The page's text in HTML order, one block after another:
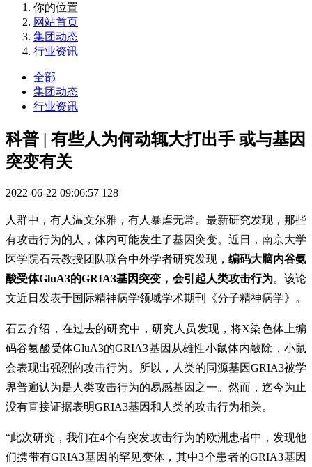
你的位置
网站首页
集团动态
行业资讯
全部
集团动态
行业资讯
科普 | 有些人为何动辄大打出手 或与基因
突变有关
2022-06-22 09:06:57 128
人群中，有人温文尔雅，有人暴虐无常。最新研究发现，那些
有攻击行为的人，体内可能发生了基因突变。近日，南京大学
医学院石云教授团队联合中外学者研究发现， 编码大脑内谷氨
酸受体GluA3的GRIA3基因突变，会引起人类攻击行为。该论
文近日发表于国际精神病学领域学术期刊《分子精神病学》。
石云介绍，在过去的研究中，研究人员发现，将X染色体上编
码谷氨酸受体GluA3的GRIA3基因从雄性小鼠体内敲除，小鼠
会表现出强烈的攻击行为。所以，人类的同源基因GRIA3被学
界普遍认为是人类攻击行为的易感基因之一。然而，迄今为止
没有直接证据表明GRIA3基因和人类的攻击行为相关。
“此次研究，我们在4个有突发攻击行为的欧洲患者中，发现他
们携带有GRIA3基因的罕见变体，其中3个患者的GRIA3基因